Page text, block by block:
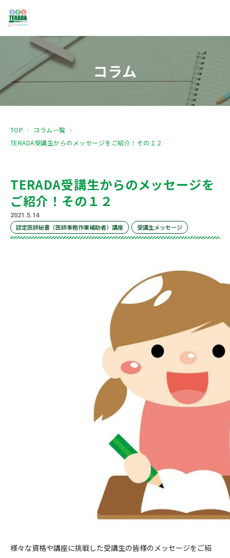
コラム
TOP
コラム一覧
TERADA受講生からのメッセージをご紹介！その１２
TERADA受講生からのメッセージを
ご紹介！その１２
2021.5.14
認定医師秘書（医師事務作業補助者）講座 受講生メッセージ
様々な資格や講座に挑戦した受講生の皆様のメッセージをご紹